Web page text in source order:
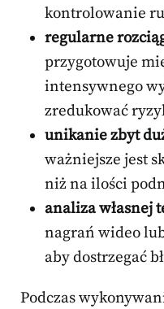
kontrolowanie
regularne
przygotowuje
intensywnego
zredukować
unikanie zbyt
ważniejsze jest
niż na ilości
analiza własnej
nagrań wideo
aby dostrzegać
Podczas